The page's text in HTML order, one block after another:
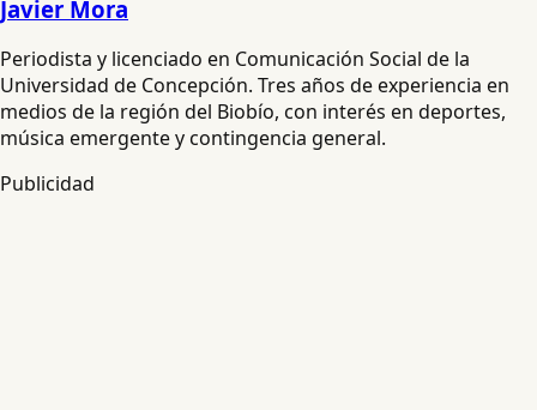
Javier Mora
Periodista y licenciado en Comunicación Social de la
Universidad de Concepción. Tres años de experiencia en
medios de la región del Biobío, con interés en deportes,
música emergente y contingencia general.
Publicidad